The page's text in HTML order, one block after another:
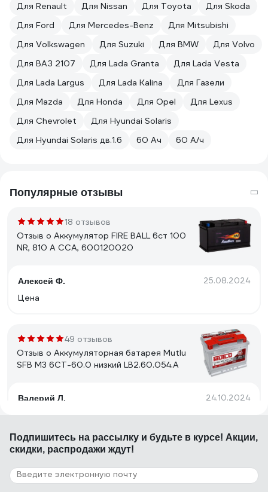
Для Renault
Для Nissan Для Toyota
Для Skoda
Для Ford
Для Mercedes-Benz
Для Mitsubishi
Для Volkswagen
Для Suzuki Для BMW
Для Volvo
Для ВАЗ 2107
Для Lada Granta
Для Lada Vesta
Для Lada Largus
Для Lada Kalina
Для Газели
Для Mazda
Для Honda Для Opel
Для Lexus
Для Chevrolet
Для Hyundai Solaris
Для Hyundai Solaris дв.1.6
60 Ач 60 А/ч
Популярные отзывы
18 отзывов
Отзыв о Аккумулятор FIRE BALL 6ст 100
NR, 810 А CCA, 600120020
Алексей Ф. 25.08.2024
Цена
49 отзывов
Отзыв о Аккумуляторная батарея Mutlu
SFB M3 6СТ-60.0 низкий LB2.60.054.A
Валерий Л. 24.10.2024
Аккумулятор пришёл свежий, с пылу с жару так
на корпусе, сверху, рядом с клеммой, мы с продавцом
сразу не нашли. Проверил тестером аккумов. SoH
Напряжение батареи 12,6 В. Внутреннее
сопротивление батареи 5 мОм (миллиОм).
30 отзывов
Подпишитесь на рассылку и будьте в курсе! Акции,
скидки, распродажи ждут!